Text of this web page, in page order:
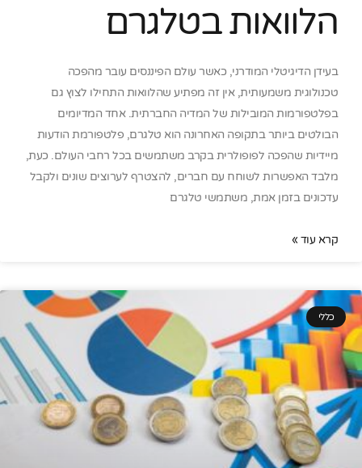
הלוואות בטלגרם
בעידן הדיגיטלי המודרני, כאשר עולם הפיננסים עובר מהפכה
טכנולוגית משמעותית, אין זה מפתיע שהלוואות התחילו לצוץ גם
בפלטפורמות המובילות של המדיה החברתית. אחד המדיומים
הבולטים ביותר בתקופה האחרונה הוא טלגרם, פלטפורמת הודעות
מיידיות שהפכה לפופולרית בקרב משתמשים בכל רחבי העולם. כעת,
מלבד האפשרות לשוחח עם חברים, להצטרף לערוצים שונים ולקבל
עדכונים בזמן אמת, משתמשי טלגרם
קרא עוד »
כללי